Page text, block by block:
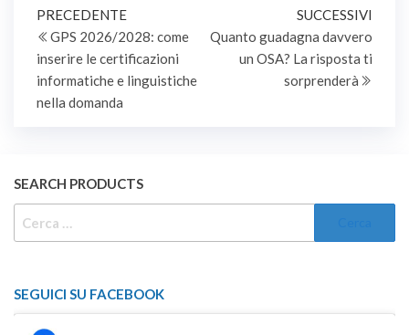
Navigazione
articoli
Articolo
precedente
PRECEDENTE
GPS 2026/2028: come
inserire le certificazioni
informatiche e linguistiche
nella domanda
SUCCESSIVI
Quanto guadagna davvero
un OSA? La risposta ti
sorprenderà
SEARCH PRODUCTS
SEGUICI SU FACEBOOK